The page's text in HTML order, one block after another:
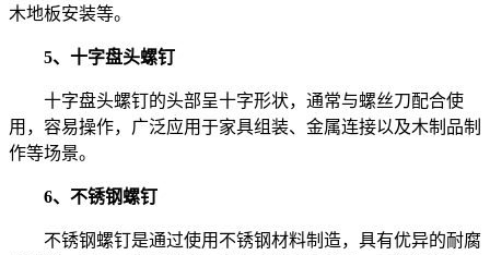
木地板安装等。
5、十字盘头螺钉
十字盘头螺钉的头部呈十字形状，通常与螺丝刀配合使
用，容易操作，广泛应用于家具组装、金属连接以及木制品制
作等场景。
6、不锈钢螺钉
不锈钢螺钉是通过使用不锈钢材料制造，具有优异的耐腐